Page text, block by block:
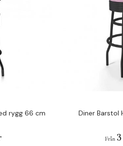
rygg 66 cm
Diner Barstol
Från